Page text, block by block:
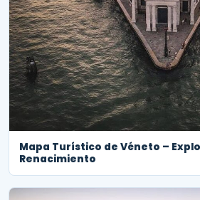
Mapa Turístico de Véneto –
Renacimiento